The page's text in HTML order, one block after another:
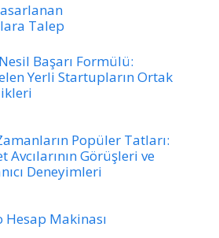
Talep
Başarı Formülü:
Yerli Startupların Ortak
Popüler Tatları:
Avcılarının Görüşleri ve
Deneyimleri
Hesap Makinası